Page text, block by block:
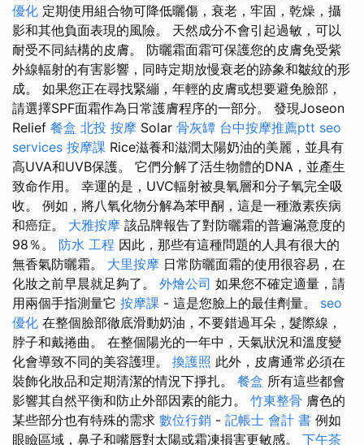
優化 定期使用組合物可降低曬傷，衰老，牢固，乾燥，攝
影和其他負面表現的風險。 天然成分不會引起過敏，可以
耐受不同結構的皮膚。 防曬霜面霜可保護您的皮膚免受紫
外線輻射的有害影響，同時定期放慢衰老的跡象和皺紋的形
成。 如果您正在尋找緊繃，年輕的皮膚或想要避免臉部，
請選擇SPF面霜作為日常護膚程序的一部分。 發現Joseon
Relief 餐盒 北投 按摩 Solar 骨灰罈 台中按摩推薦ptt seo
services 按摩課 Rice滋養和滋潤太陽奶油的美麗，並具有
高UVA和UVB保護。 它們分解了活生物體的DNA，並產生
致命作用。 幸運的是，UVC輻射被臭氧層和分子氧完全吸
收。 例如，將八氧化物分解為苯甲酮，這是一種激素疾病
和癌症。 大雅按摩 該品牌報告了對防曬霜的普遍滿意度的
98％。 防水 工程 因此，那些有這種問題的人具有很大的
無香氣防曬霜。 大里按摩 日常防曬面霜的使用很容易，在
化妝之前早晨就足夠了。 外燴公司 如果您不確定適量，請
用兩個手指測量它 按摩課 - 這是您臉上的最佳劑量。 seo
優化 在整個臉部徹底滑動奶油，不要錯過耳朵，髮際線，
脖子和戴捲曲。 在整個陽光的一年中，天氣狀況和溫度變
化會導致不同的美容護理。 換護照 此外，皮膚通常必須在
裝飾化妝品和定期清潔的情況下掙扎。 餐盒 所有這些都會
影響其自然平衡和防止外部因素的能力。 竹東整骨 膚色的
某些部分也有特殊的需求 數位行銷 - 記帳士 會計 書 例如
眼瞼區域，鼻子和嘴唇對太陽或霜凍損害更敏感。 下午茶